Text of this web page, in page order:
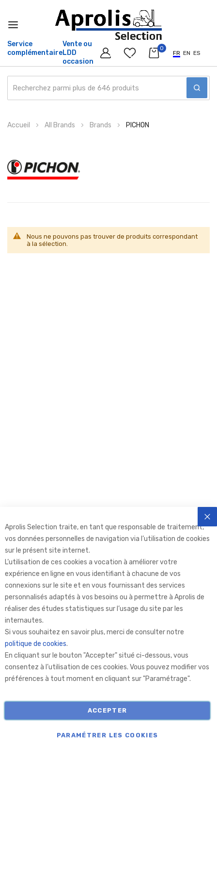
Service
complémentaire
Vente ou
LDD
occasion
0
FR EN ES
au
Accueil All Brands Brands PICHON
Nous ne pouvons pas trouver de produits correspondant
à la sélection.
Aprolis Selection
Aprolis
Aprolis Selection traite, en tant que responsable de traitement,
vos données personnelles de navigation via l’utilisation de cookies
sur le présent site internet.
L’utilisation de ces cookies a vocation à améliorer votre
expérience en ligne en vous identifiant à chacune de vos
connexions sur le site et en vous fournissant des services
personnalisés adaptés à vos besoins ou à permettre à Aprolis de
réaliser des études statistiques sur l’usage du site par les
internautes.
Si vous souhaitez en savoir plus, merci de consulter notre
politique de cookies.
En cliquant sur le bouton "Accepter" situé ci-dessous, vous
consentez à l’utilisation de ces cookies. Vous pouvez modifier vos
préférences à tout moment en cliquant sur "Paramétrage".
ACCEPTER
PARAMÉTRER LES COOKIES